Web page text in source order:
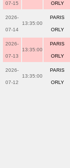
07-15 ORLY
2026-
07-14
13:35:00
PARIS
ORLY
2026-
07-13
13:35:00
PARIS
ORLY
2026-
07-12
13:35:00
PARIS
ORLY